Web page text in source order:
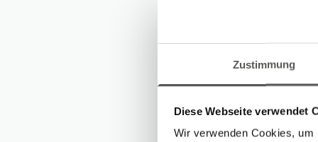
Zustimmung
Diese Webseite verwendet
Wir verwenden Cookies,
gestion de la
Réduction du